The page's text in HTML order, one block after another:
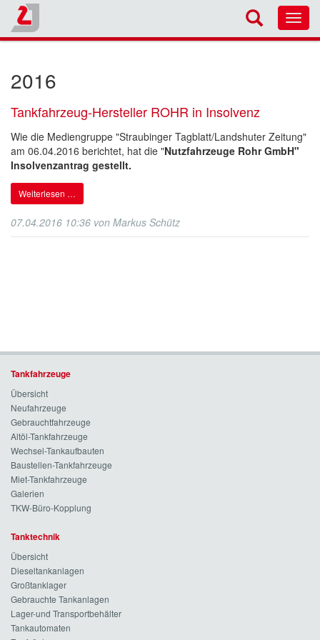
2016
Tankfahrzeug-Hersteller ROHR in Insolvenz
Wie die Mediengruppe "Straubinger Tagblatt/Landshuter Zeitung"
am 06.04.2016 berichtet, hat die "Nutzfahrzeuge Rohr GmbH"
Insolvenzantrag gestellt.
Weiterlesen …
07.04.2016 10:36 von Markus Schütz
Tankfahrzeuge
Übersicht
Neufahrzeuge
Gebrauchtfahrzeuge
Altöl-Tankfahrzeuge
Wechsel-Tankaufbauten
Baustellen-Tankfahrzeuge
Miet-Tankfahrzeuge
Galerien
TKW-Büro-Kopplung
Tanktechnik
Übersicht
Dieseltankanlagen
Großtanklager
Gebrauchte Tankanlagen
Lager-und Transportbehälter
Tankautomaten